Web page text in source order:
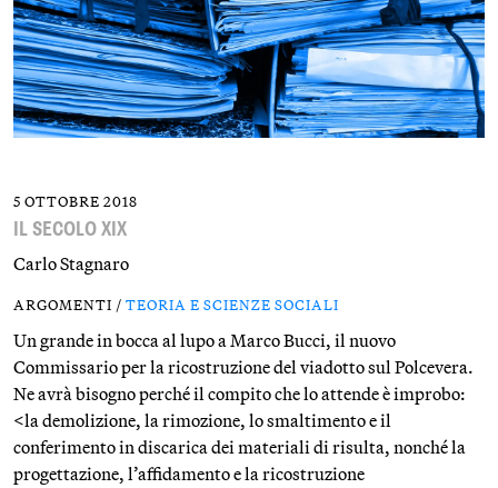
5 OTTOBRE 2018
IL SECOLO XIX
Carlo Stagnaro
ARGOMENTI / TEORIA E SCIENZE SOCIALI
Un grande in bocca al lupo a Marco Bucci, il nuovo
Commissario per la ricostruzione del viadotto sul Polcevera.
Ne avrà bisogno perché il compito che lo attende è improbo:
<la demolizione, la rimozione, lo smaltimento e il
conferimento in discarica dei materiali di risulta, nonché la
progettazione, l’affidamento e la ricostruzione